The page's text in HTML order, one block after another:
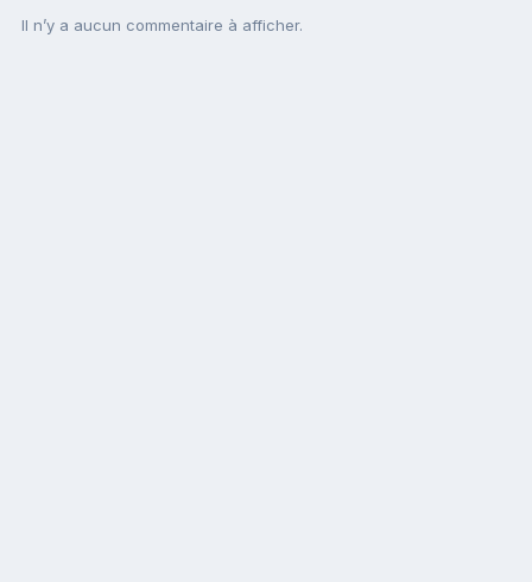
Il n’y a aucun commentaire à afficher.